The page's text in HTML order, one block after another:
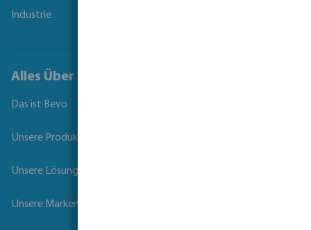
Industrie
Alles Über Bevo
Das ist Bevo
Unsere Produkte
Unsere Lösungen
Unsere Marken